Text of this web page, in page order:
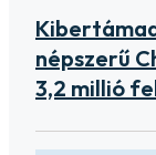
népszerű
3,2 millió